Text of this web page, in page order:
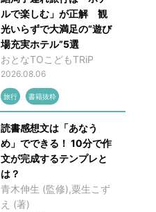
ルで楽しむ」が正解 観
光いらずで大満足の“遊び
場充実ホテル”5選
おとなTOこどもTRiP
2026.08.06
旅行 書籍抜粋
読書感想文は「あなう
め」でできる！ 10分で作
文が完成するテンプレと
は？
青木伸生 (監修),粟生こず
え (著)